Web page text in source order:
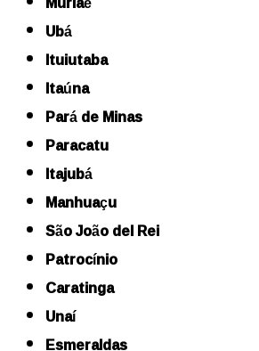
Ubá
Ituiutaba
Itaúna
Pará de Minas
Paracatu
Itajubá
Manhuaçu
São João del Rei
Patrocínio
Caratinga
Unaí
Esmeraldas